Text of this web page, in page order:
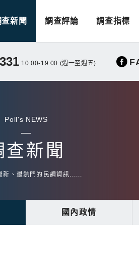
查新聞 調查評論 調查指標
10:00-19:00 (週一至週五)
Poll's NEWS
查新聞
新、最熱門的民調資訊......
國內政情